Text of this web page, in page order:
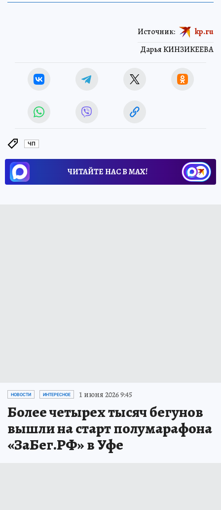
Дарья КИНЗИКЕЕВА
Источник: kp.ru
ЧП
ЧИТАЙТЕ НАС В МАХ!
НОВОСТИ ИНТЕРЕСНОЕ 1 июня 2026 9:45
Более четырех тысяч бегунов
вышли на старт полумарафона
«ЗаБег.РФ» в Уфе